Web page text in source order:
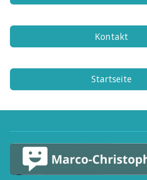
Kontakt
Startseite